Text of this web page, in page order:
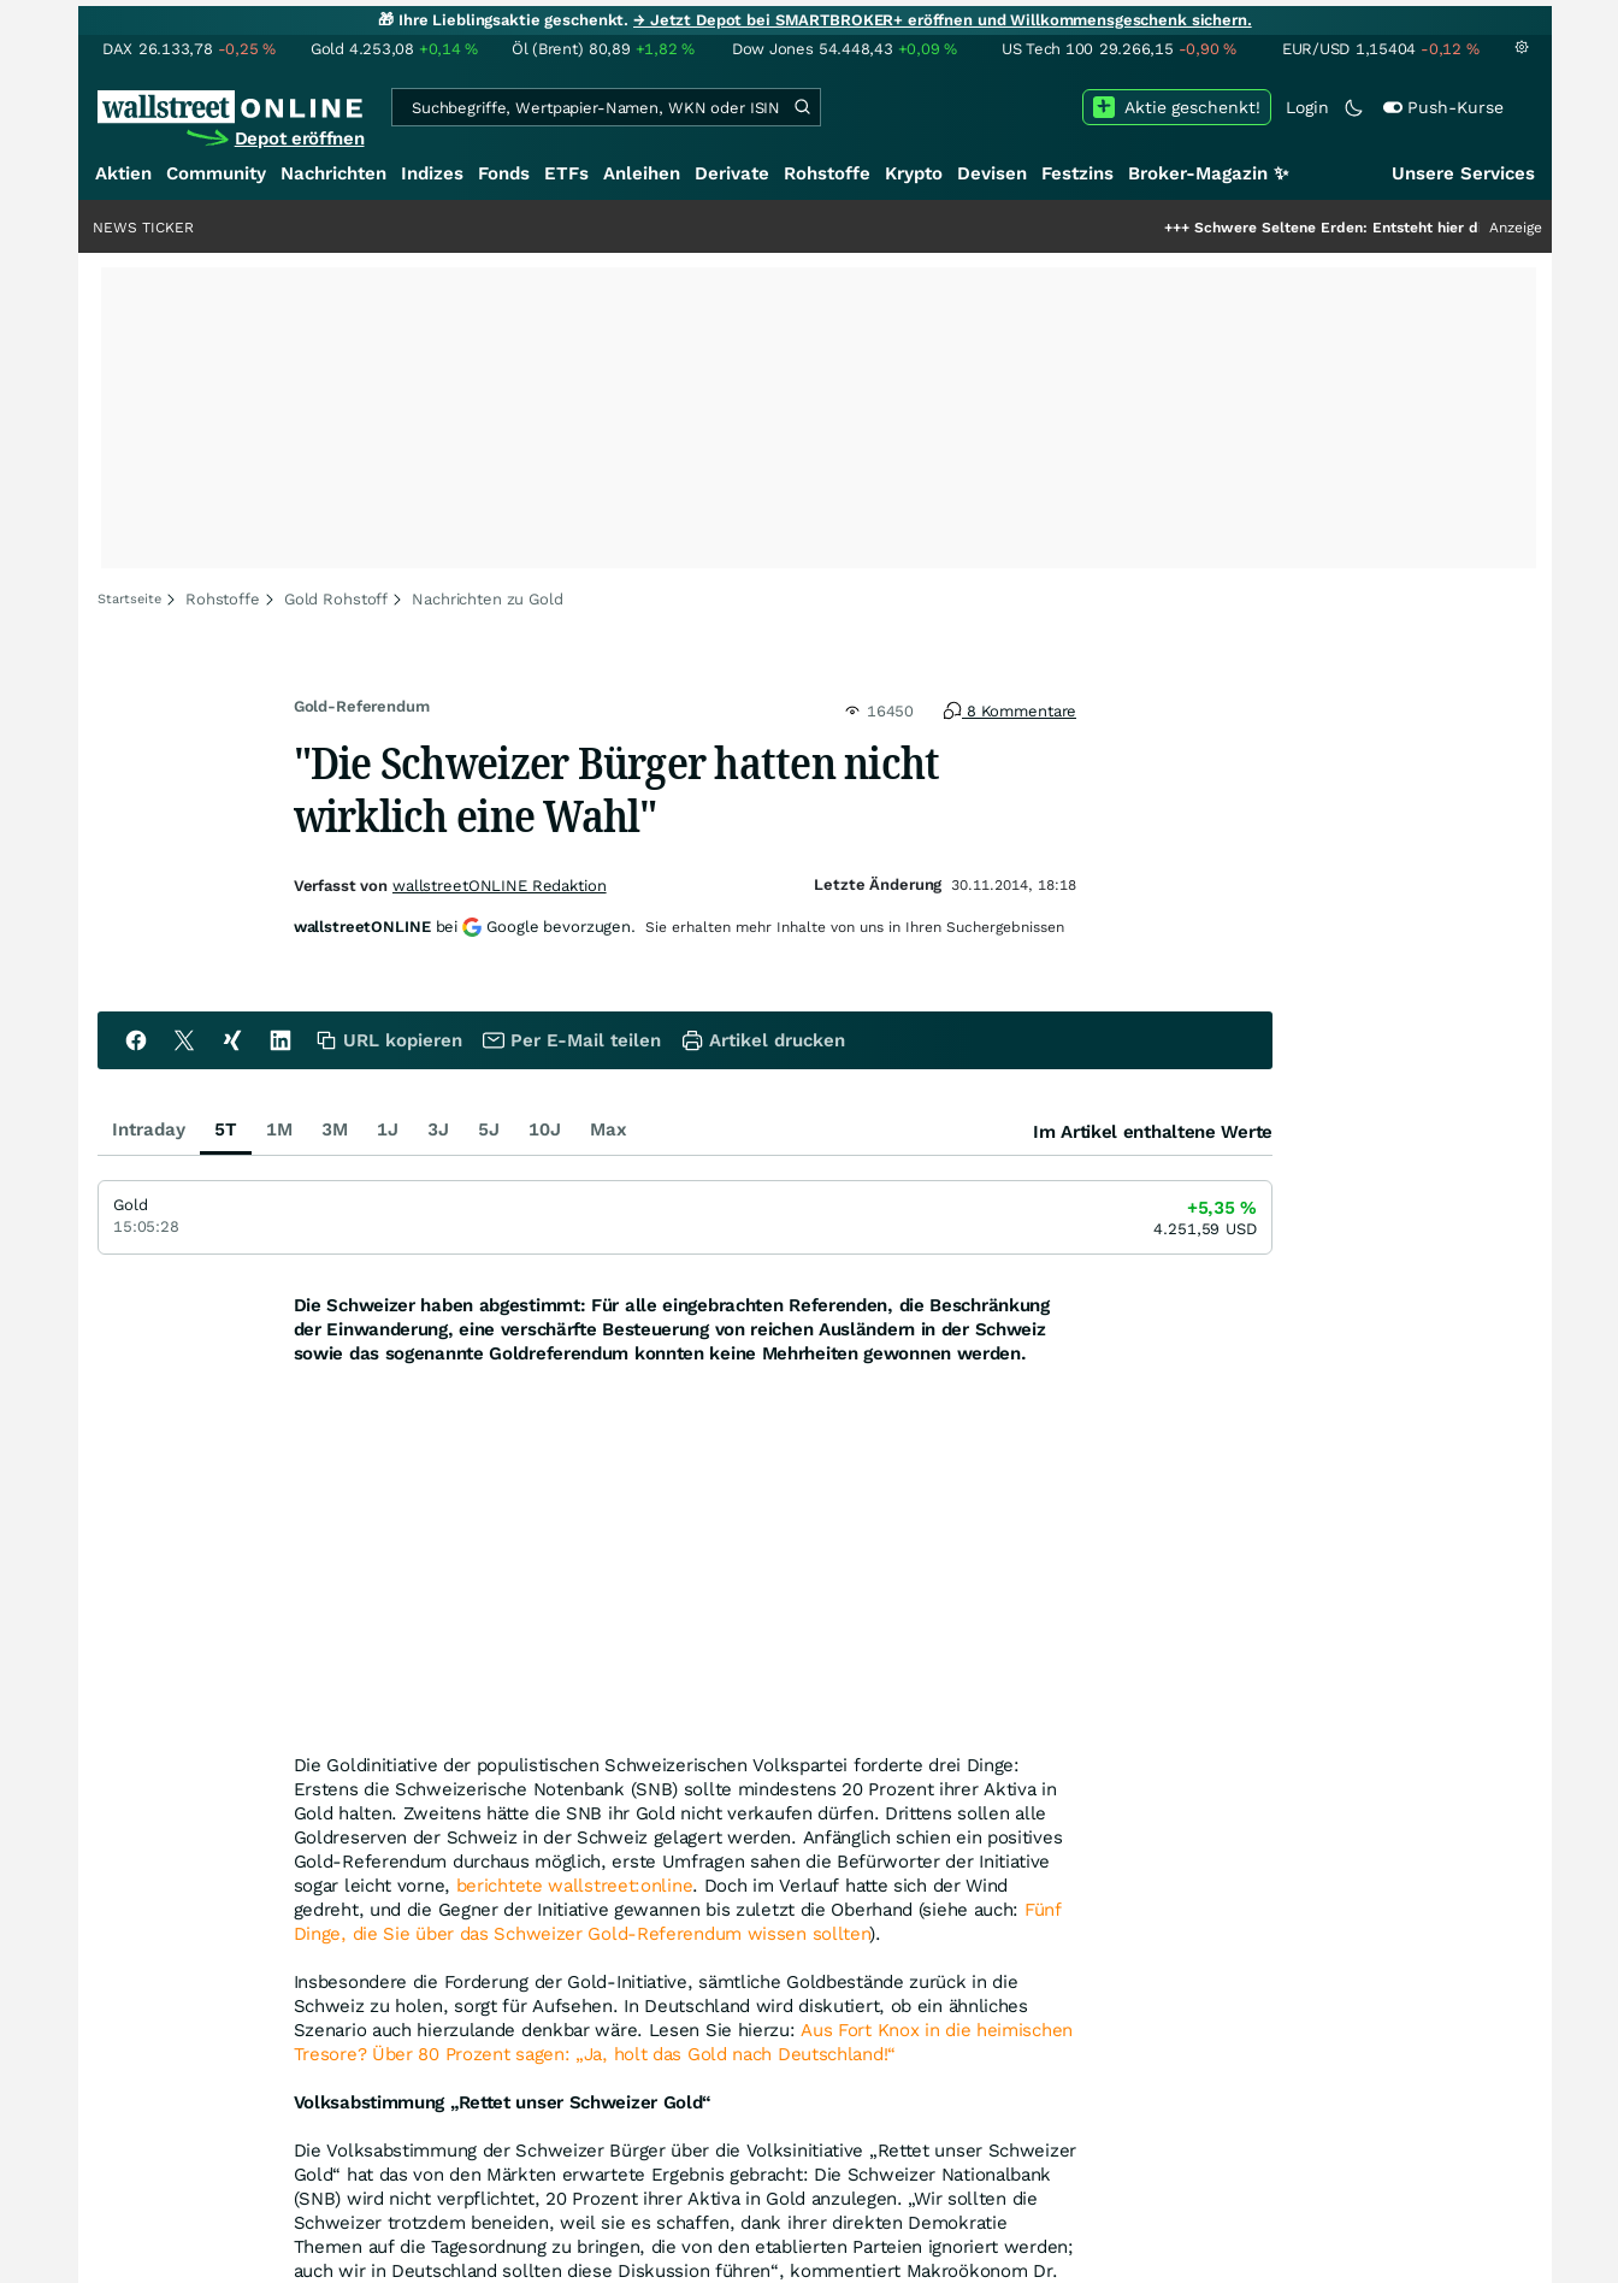
🎁 Ihre Lieblingsaktie geschenkt.→ Jetzt Depot bei SMARTBROKER+ eröffnen und Willkommensgeschenk sichern.
DAX 26.133,78 -0,25% Gold 4.253,08 +0,14% Öl (Brent) 80,89 +1,82% Dow Jones 54.448,43 +0,09% US Tech 100 29.266,15 -0,90% EUR/USD 1,15404 -0,12 %
Depot eröffnen
Login Push-Kurse
Aktie geschenkt!
Aktien Community Nachrichten Indizes Fonds ETFs Anleihen Derivate Rohstoffe Krypto Devisen Festzins Broker-Magazin ✨ Unsere Services
Schwere Seltene Erden: Entsteht hier die nächste Milliardenstory?
Anzeige
NEWS TICKER
Startseite Rohstoffe Gold Rohstoff Nachrichten zu Gold
Gold-Referendum 16450 8 Kommentare
"Die Schweizer Bürger hatten nicht
wirklich eine Wahl"
Die Schweizer haben abgestimmt: Für alle eingebrachten Referenden, die Beschränkung
der Einwanderung, eine verschärfte Besteuerung von reichen Ausländern in der Schweiz
sowie das sogenannte Goldreferendum konnten keine Mehrheiten gewonnen werden.
Die Goldinitiative der populistischen Schweizerischen Volkspartei forderte drei Dinge:
Erstens die Schweizerische Notenbank (SNB) sollte mindestens 20 Prozent ihrer Aktiva in
Gold halten. Zweitens hätte die SNB ihr Gold nicht verkaufen dürfen. Drittens sollen alle
Goldreserven der Schweiz in der Schweiz gelagert werden. Anfänglich schien ein positives
Gold-Referendum durchaus möglich, erste Umfragen sahen die Befürworter der Initiative
sogar leicht vorne, berichtete wallstreet:online. Doch im Verlauf hatte sich der Wind
gedreht, und die Gegner der Initiative gewannen bis zuletzt die Oberhand (siehe auch: Fünf
Dinge, die Sie über das Schweizer Gold-Referendum wissen sollten).
Insbesondere die Forderung der Gold-Initiative, sämtliche Goldbestände zurück in die
Schweiz zu holen, sorgt für Aufsehen. In Deutschland wird diskutiert, ob ein ähnliches
Szenario auch hierzulande denkbar wäre. Lesen Sie hierzu:Aus Fort Knox in die heimischen
Tresore? Über 80 Prozent sagen: „Ja, holt das Gold nach Deutschland!“
Volksabstimmung „Rettet unser Schweizer Gold“
Die Volksabstimmung der Schweizer Bürger über die Volks­initiative „Rettet unser Schweizer
Gold“ hat das von den Märkten erwartete Ergebnis gebracht: Die Schweizer Nationalbank
(SNB) wird nicht verpflichtet, 20 Prozent ihrer Aktiva in Gold anzulegen. „Wir sollten die
Schweizer trotzdem beneiden, weil sie es schaffen, dank ihrer direkten Demokratie
Themen auf die Tagesordnung zu bringen, die von den etablierten Parteien ignoriert werden;
auch wir in Deutschland sollten diese Diskussion führen“, kommentiert Makroökonom Dr.
Verfasst von wallstreetONLINE Redaktion Letzte Änderung 30.11.2014, 18:18
wallstreetONLINE bei Google bevorzugen. Sie erhalten mehr Inhalte von uns in Ihren Suchergebnissen
URL kopieren Per E-Mail teilen Artikel drucken
Intraday 5T 1M 3M 1J 3J 5J 10J Max Im Artikel enthaltene Werte
Gold
15:05:28
+5,35%
4.251,59 USD